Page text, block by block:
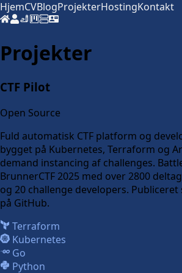
HjemCVBlogProjekterHostingKontakt
Projekter
CTF Pilot
Open Source
Fuld automatisk CTF platform og
bygget på Kubernetes, Terraform og
demand instancing af challenges.
BrunnerCTF 2025 med over 2800
og 20 challenge developers.
på GitHub.
Terraform
Kubernetes
Go
Python